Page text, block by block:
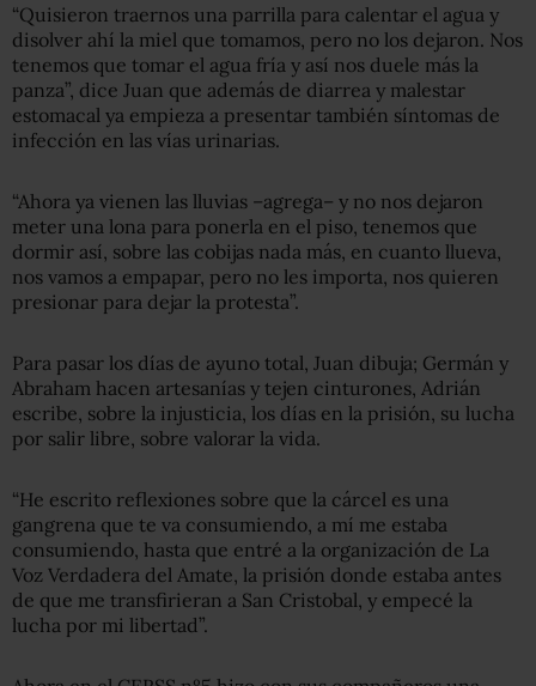
“Quisieron traernos una parrilla para calentar el agua y
disolver ahí la miel que tomamos, pero no los dejaron. Nos
tenemos que tomar el agua fría y así nos duele más la
panza”, dice Juan que además de diarrea y malestar
estomacal ya empieza a presentar también síntomas de
infección en las vías urinarias.
“Ahora ya vienen las lluvias –agrega– y no nos dejaron
meter una lona para ponerla en el piso, tenemos que
dormir así, sobre las cobijas nada más, en cuanto llueva,
nos vamos a empapar, pero no les importa, nos quieren
presionar para dejar la protesta”.
Para pasar los días de ayuno total, Juan dibuja; Germán y
Abraham hacen artesanías y tejen cinturones, Adrián
escribe, sobre la injusticia, los días en la prisión, su lucha
por salir libre, sobre valorar la vida.
“He escrito reflexiones sobre que la cárcel es una
gangrena que te va consumiendo, a mí me estaba
consumiendo, hasta que entré a la organización de La
Voz Verdadera del Amate, la prisión donde estaba antes
de que me transfirieran a San Cristobal, y empecé la
lucha por mi libertad”.